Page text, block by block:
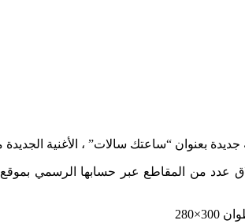
جديدة بعنوان “ساعتك سالات” ، الأغنية
من المقاطع عبر حسابها الرسمي بموقع